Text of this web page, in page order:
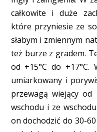
całkowite i duże
które przyniesie ze
słabym i zmiennym
też burze z gradem.
od +15°C do +17°C.
umiarkowany i
przewagą wiejący od
wschodu i ze
on dochodzić do 30-